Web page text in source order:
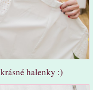
halenky :)